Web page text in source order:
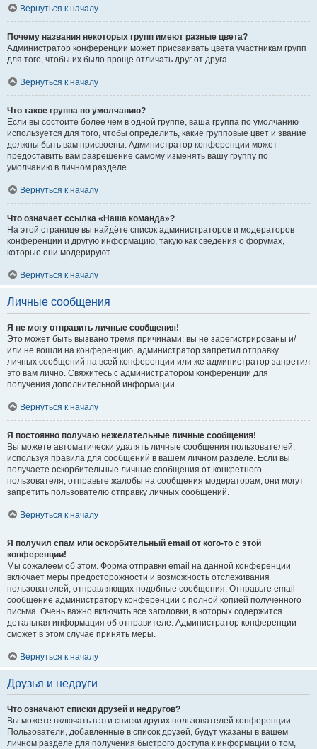
Вернуться к началу
Почему названия некоторых групп имеют разные цвета?
Администратор конференции может присваивать цвета участникам групп
для того, чтобы их было проще отличать друг от друга.
Вернуться к началу
Что такое группа по умолчанию?
Если вы состоите более чем в одной группе, ваша группа по умолчанию
используется для того, чтобы определить, какие групповые цвет и звание
должны быть вам присвоены. Администратор конференции может
предоставить вам разрешение самому изменять вашу группу по
умолчанию в личном разделе.
Вернуться к началу
Что означает ссылка «Наша команда»?
На этой странице вы найдёте список администраторов и модераторов
конференции и другую информацию, такую как сведения о форумах,
которые они модерируют.
Вернуться к началу
Личные сообщения
Я не могу отправить личные сообщения!
Это может быть вызвано тремя причинами: вы не зарегистрированы и/
или не вошли на конференцию, администратор запретил отправку
личных сообщений на всей конференции или же администратор запретил
это вам лично. Свяжитесь с администратором конференции для
получения дополнительной информации.
Вернуться к началу
Я постоянно получаю нежелательные личные сообщения!
Вы можете автоматически удалять личные сообщения пользователей,
используя правила для сообщений в вашем личном разделе. Если вы
получаете оскорбительные личные сообщения от конкретного
пользователя, отправьте жалобы на сообщения модераторам; они могут
запретить пользователю отправку личных сообщений.
Вернуться к началу
Я получил спам или оскорбительный email от кого-то с этой
конференции!
Мы сожалеем об этом. Форма отправки email на данной конференции
включает меры предосторожности и возможность отслеживания
пользователей, отправляющих подобные сообщения. Отправьте email-
сообщение администратору конференции с полной копией полученного
письма. Очень важно включить все заголовки, в которых содержится
детальная информация об отправителе. Администратор конференции
сможет в этом случае принять меры.
Вернуться к началу
Друзья и недруги
Что означают списки друзей и недругов?
Вы можете включать в эти списки других пользователей конференции.
Пользователи, добавленные в список друзей, будут указаны в вашем
личном разделе для получения быстрого доступа к информации о том,